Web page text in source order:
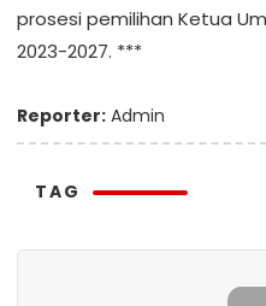
prosesi pemilihan Ketua
2023-2027. ***
Reporter: Admin
TAG